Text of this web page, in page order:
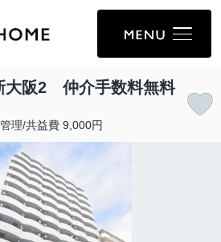
大阪2 仲介手数料無料
管理/共益費 9,000円